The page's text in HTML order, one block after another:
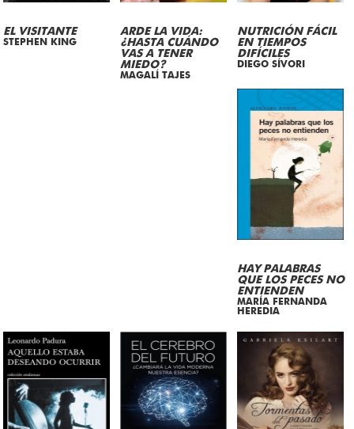
EL VISITANTE
STEPHEN KING
ARDE LA VIDA:
¿HASTA CUÁNDO
VAS A TENER
MIEDO?
MAGALÍ TAJES
NUTRICIÓN FÁCIL
EN TIEMPOS
DIFÍCILES
DIEGO SÍVORI
HAY PALABRAS
QUE LOS PECES NO
ENTIENDEN
MARÍA FERNANDA
HEREDIA